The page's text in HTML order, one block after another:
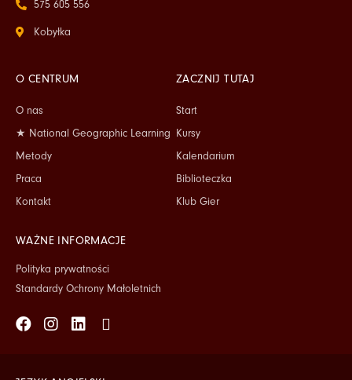
575 605 556
Kobyłka
O CENTRUM
O nas
★ National Geographic Learning
Metody
Praca
Kontakt
ZACZNIJ TUTAJ
Start
Kursy
Kalendarium
Biblioteczka
Klub Gier
WAŻNE INFORMACJE
Polityka prywatności
Standardy Ochrony Małoletnich
Facebook
Instagram
Linkedin
Tiktok